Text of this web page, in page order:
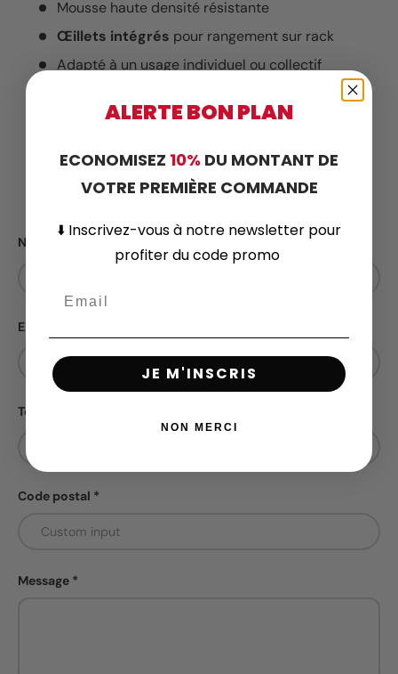
Mousse haute densité résistante
Œillets intégrés pour rangement sur rack
Adapté à un usage individuel ou collectif
Une question sur ce produit ?
Contactez-nous
Nom
E-mail
Téléphone
Code postal
Message
ALERTE BON PLAN
ECONOMISEZ 10% DU MONTANT DE
VOTRE PREMIÈRE COMMANDE
⬇️ Inscrivez-vousà notre newsletter pour
profiter du code promo
JE M'INSCRIS
NON MERCI